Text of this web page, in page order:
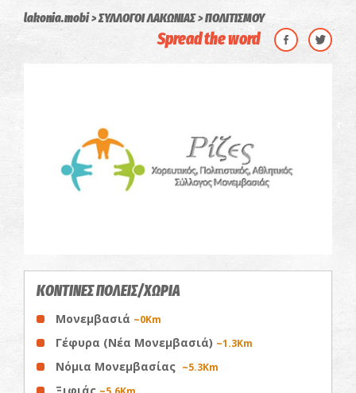
lakonia.mobi ΣΥΛΛΟΓΟΙ ΛΑΚΩΝΙΑΣ ΠΟΛΙΤΙΣΜΟΥ
Spread the word
ΚΟΝΤΙΝΕΣ ΠΟΛΕΙΣ/ΧΩΡΙΑ
Μονεμβασιά ~0Km
Γέφυρα (Νέα Μονεμβασιά) ~1.3Km
Νόμια Μονεμβασίας ~5.3Km